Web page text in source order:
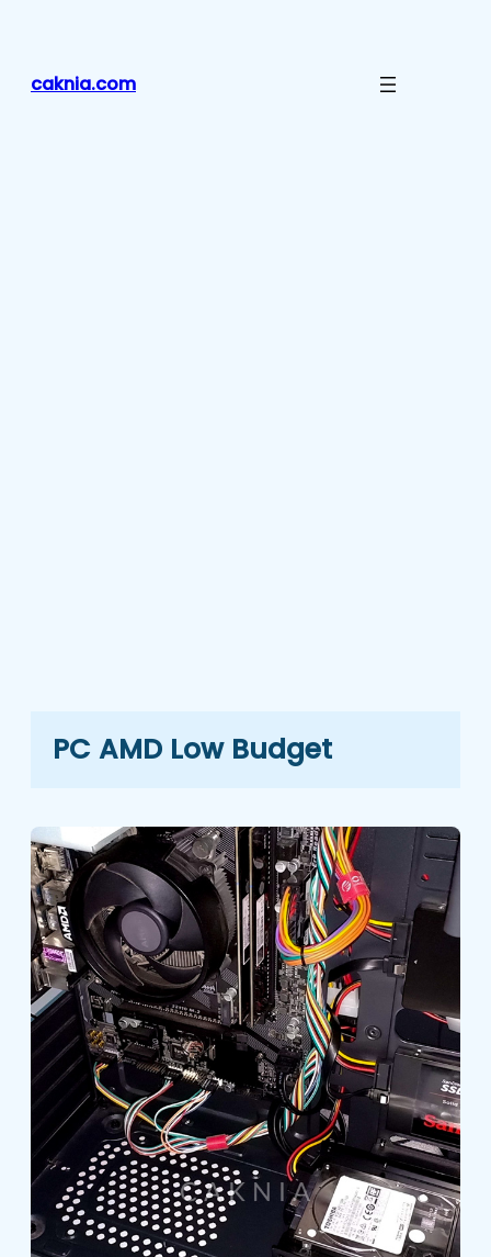
caknia.com
PC AMD Low Budget